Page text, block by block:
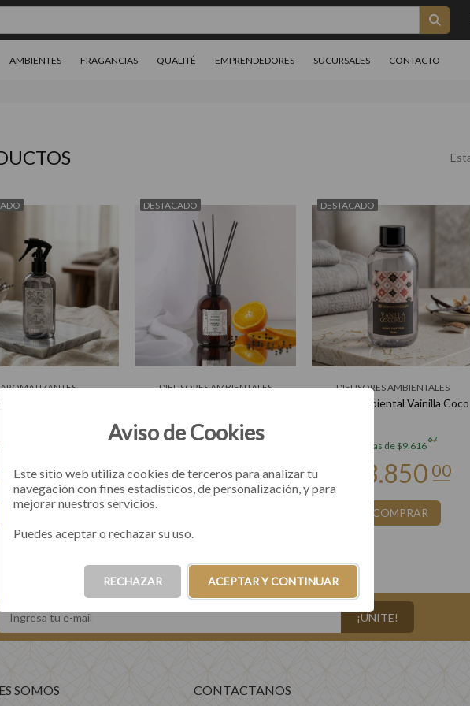
AMBIENTES FRAGANCIAS QUALITÉ EMPRENDEDORES SUCURSALES CONTACTO
AROMATIZANTES
Velvet Freesias
de $6.950
COMPRAR
DESTACADO
DIFUSORES AMBIENTALES
33
DESTACADO
DIFUSORES AMBIENTALES
Difusor Ambiental Vainilla Coco
3 cuotas de $9.616
67
$28.850
COMPRAR
¡UNITE!
SOMOS CONTACTANOS
Aviso de Cookies
Este sitio web utiliza cookies de terceros para analizar tu
navegación con fines estadísticos, de personalización, y para
mejorar nuestros servicios.
Puedes aceptar o rechazar su uso.
RECHAZAR ACEPTAR Y CONTINUAR